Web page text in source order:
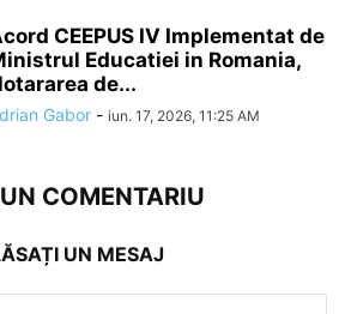
CEEPUS IV Implementat de
Educatiei in Romania,
de...
Gabor - iun. 17, 2026, 11:25 AM
COMENTARIU
UN MESAJ